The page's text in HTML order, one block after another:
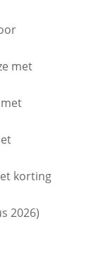
met
korting
2026)